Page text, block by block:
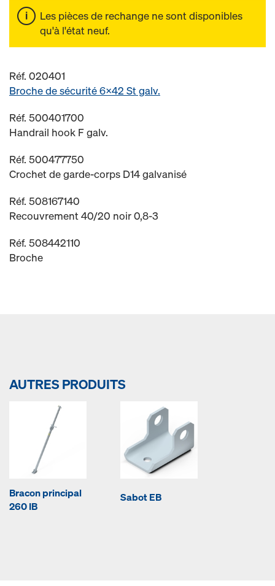
Les pièces de rechange ne sont disponibles
qu'à l'état neuf.
Réf. 020401
Broche de sécurité 6x42 St galv.
Réf. 500401700
Handrail hook F galv.
Réf. 500477750
Crochet de garde-corps D14 galvanisé
Réf. 508167140
Recouvrement 40/20 noir 0,8-3
Réf. 508442110
Broche
AUTRES PRODUITS
Bracon principal
260 IB
Sabot EB